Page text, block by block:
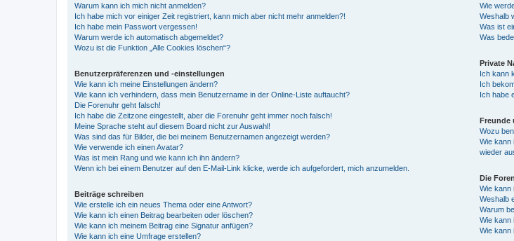
Warum kann ich mich nicht anmelden?
Ich habe mich vor einiger Zeit registriert, kann mich aber nicht mehr anmelden?!
Ich habe mein Passwort vergessen!
Warum werde ich automatisch abgemeldet?
Wozu ist die Funktion „Alle Cookies löschen“?
Benutzerpräferenzen und -einstellungen
Wie kann ich meine Einstellungen ändern?
Wie kann ich verhindern, dass mein Benutzername in der Online-Liste auftaucht?
Die Forenuhr geht falsch!
Ich habe die Zeitzone eingestellt, aber die Forenuhr geht immer noch falsch!
Meine Sprache steht auf diesem Board nicht zur Auswahl!
Was sind das für Bilder, die bei meinem Benutzernamen angezeigt werden?
Wie verwende ich einen Avatar?
Was ist mein Rang und wie kann ich ihn ändern?
Wenn ich bei einem Benutzer auf den E-Mail-Link klicke, werde ich aufgefordert, mich anzumelden.
Beiträge schreiben
Wie erstelle ich ein neues Thema oder eine Antwort?
Wie kann ich einen Beitrag bearbeiten oder löschen?
Wie kann ich meinem Beitrag eine Signatur anfügen?
Wie kann ich eine Umfrage erstellen?
Wie
Weshalb
Was ist
Was
Private
Ich kann
Ich
Ich habe
Freunde
Wozu
Wie kann
wieder
Die
Wie kann
Weshalb
Warum
Wie kann
Wie kann